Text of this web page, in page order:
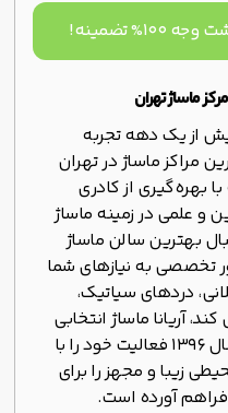
تضمینه!
ماساژ تهران
از یک دهه تجربه
مراکز ماساژ در تهران
بهره‌گیری از کادری
علمی در زمینه ماساژ
بهترین سالن ماساژ
تخصصی به نیازهای شما
دردهای سیاتیک،
آریانا ماساژ انتخابی
ایده‌آل است. این مرکز که از سال ۱۳۹۶ فعالیت خود را با
زیبا و مجهز را برای
فراهم آورده است.